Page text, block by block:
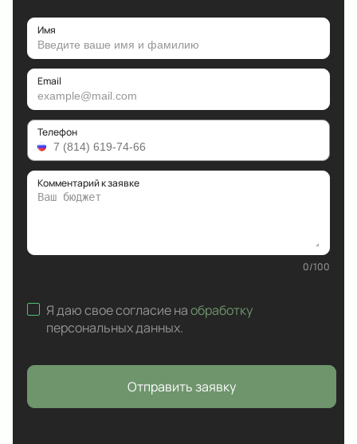
Имя
Email
Телефон
Комментарий к заявке
0/100
Я даю свое согласие наобработку
персональных данных.
Отправить заявку